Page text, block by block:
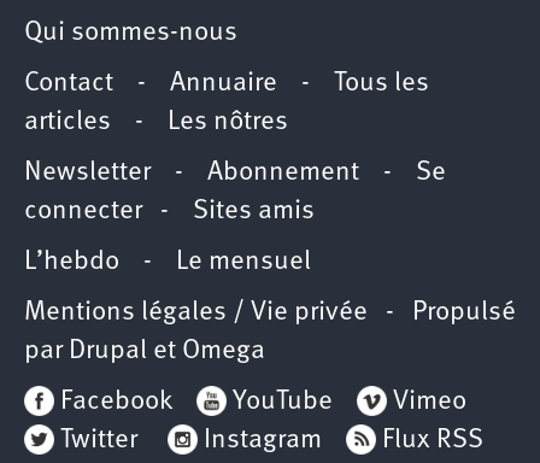
Qui sommes-nous
Contact - Annuaire -
Tous les
articles - Les nôtres
Newsletter- Abonnement - Se
connecter- Sites amis
L’hebdo - Le mensuel
Mentions légales / Vie privée - Propulsé
par Drupal et Omega
Facebook
YouTube
Vimeo
Twitter
Instagram
Flux RSS